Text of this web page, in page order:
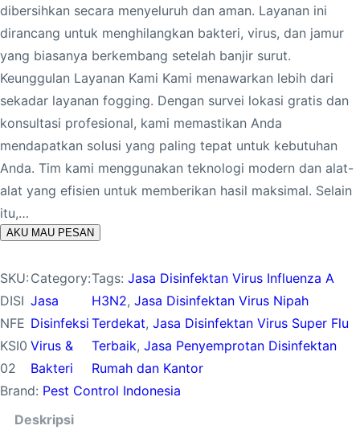
dibersihkan secara menyeluruh dan aman. Layanan ini
dirancang untuk menghilangkan bakteri, virus, dan jamur
yang biasanya berkembang setelah banjir surut.
Keunggulan Layanan Kami Kami menawarkan lebih dari
sekadar layanan fogging. Dengan survei lokasi gratis dan
konsultasi profesional, kami memastikan Anda
mendapatkan solusi yang paling tepat untuk kebutuhan
Anda. Tim kami menggunakan teknologi modern dan alat-
alat yang efisien untuk memberikan hasil maksimal. Selain
itu,…
AKU MAU PESAN
SKU:
DISI
NFE
KSI0
02
Category:
Jasa
Disinfeksi
Virus &
Bakteri
Tags:Jasa Disinfektan Virus Influenza A
H3N2, Jasa Disinfektan Virus Nipah
Terdekat, Jasa Disinfektan Virus Super Flu
Terbaik, Jasa Penyemprotan Disinfektan
Rumah dan Kantor
Brand: Pest Control Indonesia
Deskripsi